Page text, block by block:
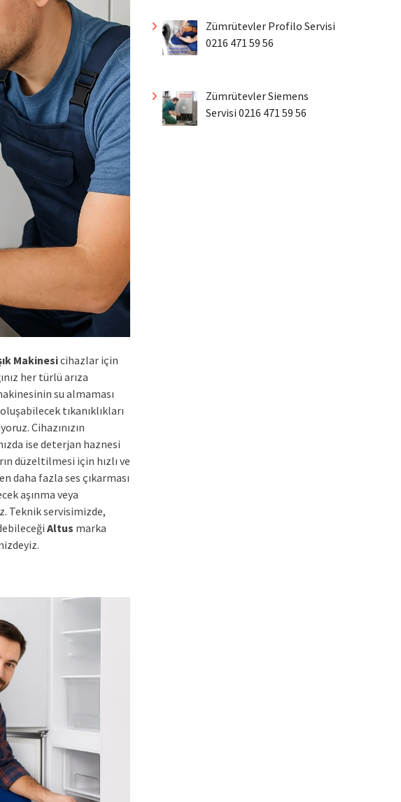
Makinesicihazlar için
her türlü arıza
su almaması
tıkanıklıkları
Cihazınızın
ise deterjan haznesi
düzeltilmesi için hızlı ve
daha fazla ses çıkarması
aşınma veya
Teknik servisimizde,
Altus marka
Zümrütevler Profilo Servisi
0216 471 59 56
Zümrütevler Siemens
Servisi 0216 471 59 56